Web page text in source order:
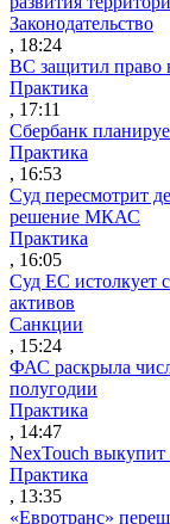
Законодательство
, 18:24
ВС защитил право
Практика
, 17:11
Сбербанк
Практика
, 16:53
Суд пересмотрит
решение МКАС
Практика
, 16:05
Суд ЕС истолкует
активов
Санкции
, 15:24
ФАС раскрыла
полугодии
Практика
, 14:47
NexTouch выкупит
Практика
, 13:35
«Евротранс»